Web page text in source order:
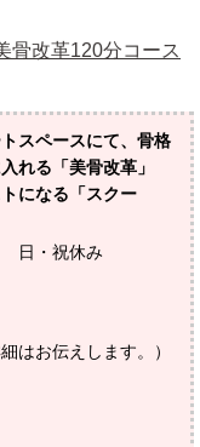
骨改革120分コース
スペースにて、骨格
れる「美骨改革」
になる「スクー
日・祝休み
はお伝えします。）